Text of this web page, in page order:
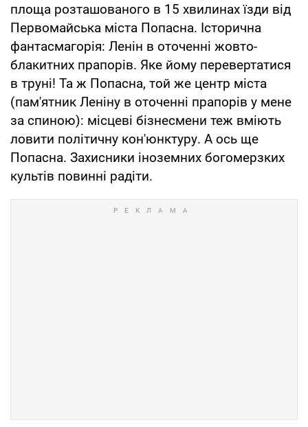
площа розташованого в 15 хвилинах їзди від
Первомайська міста Попасна. Історична
фантасмагорія: Ленін в оточенні жовто-
блакитних прапорів. Яке йому перевертатися
в труні! Та ж Попасна, той же центр міста
(пам'ятник Леніну в оточенні прапорів у мене
за спиною): місцеві бізнесмени теж вміють
ловити політичну кон'юнктуру. А ось ще
Попасна. Захисники іноземних богомерзких
культів повинні радіти.